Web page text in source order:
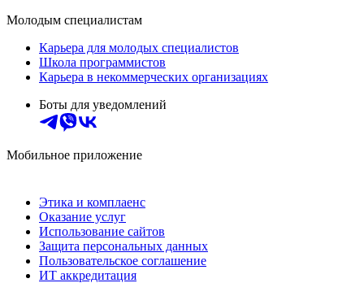
Молодым специалистам
Карьера для молодых специалистов
Школа программистов
Карьера в некоммерческих организациях
Боты для уведомлений
Мобильное приложение
Этика и комплаенс
Оказание услуг
Использование сайтов
Защита персональных данных
Пользовательское соглашение
ИТ аккредитация